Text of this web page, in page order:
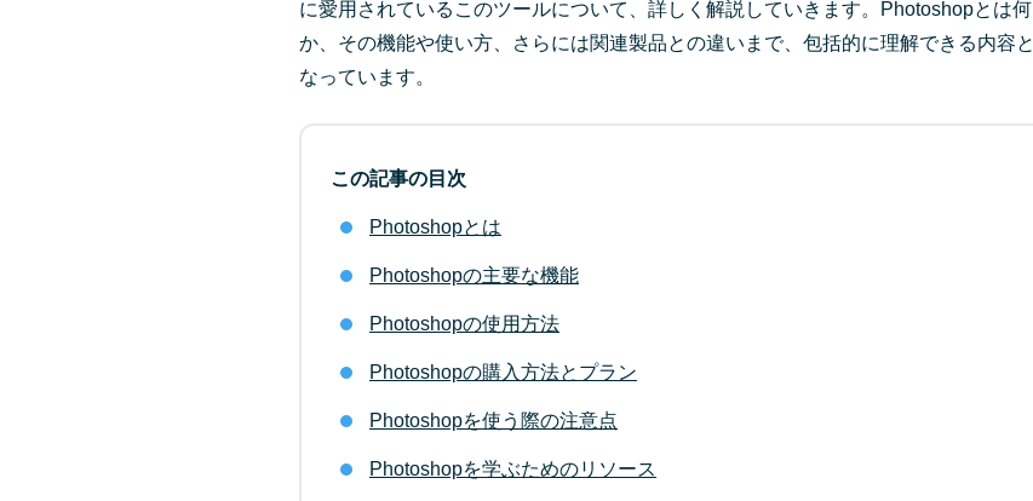
に愛用されているこのツールについて、詳しく解説していきます。Photoshopとは何
か、その機能や使い方、さらには関連製品との違いまで、包括的に理解できる内容と
なっています。
この記事の目次
Photoshopとは
Photoshopの主要な機能
Photoshopの使用方法
Photoshopの購入方法とプラン
Photoshopを使う際の注意点
Photoshopを学ぶためのリソース